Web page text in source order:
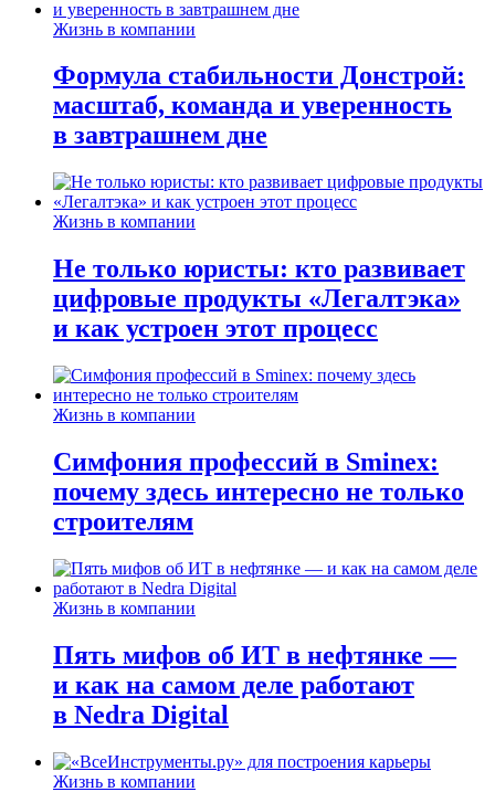
Жизнь в компании
Формула стабильности Донстрой:
масштаб, команда и уверенность
в завтрашнем дне
Жизнь в компании
Не только юристы: кто развивает
цифровые продукты «Легалтэка»
и как устроен этот процесс
Жизнь в компании
Симфония профессий в Sminex:
почему здесь интересно не только
строителям
Жизнь в компании
Пять мифов об ИТ в нефтянке —
и как на самом деле работают
в Nedra Digital
Жизнь в компании